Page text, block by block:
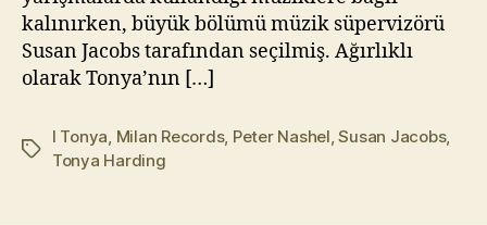
kalınırken, büyük bölümü müzik süpervizörü
Susan Jacobs tarafından seçilmiş. Ağırlıklı
olarak Tonya’nın […]
Etiketler
I Tonya Milan Records, Peter Nashel ,Susan Jacobs,
Tonya Harding